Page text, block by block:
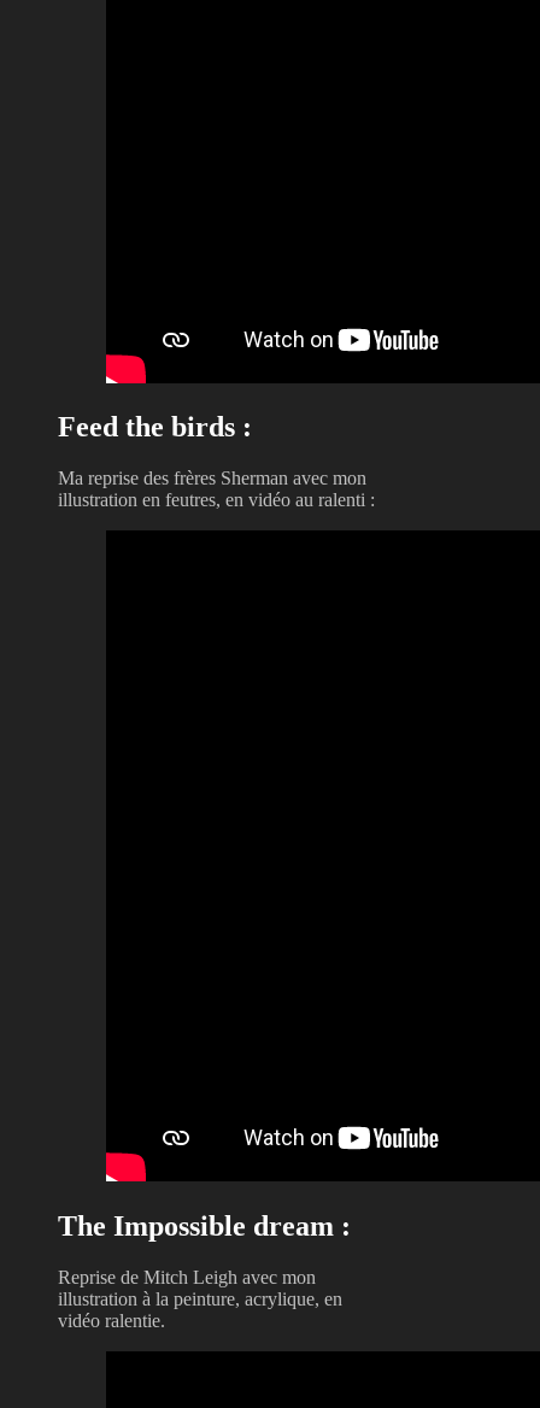
Feed the birds :
Ma reprise des frères Sherman avec mon
illustration en feutres, en vidéo au ralenti :
The Impossible dream :
Reprise de Mitch Leigh avec mon
illustration à la peinture, acrylique, en
vidéo ralentie.